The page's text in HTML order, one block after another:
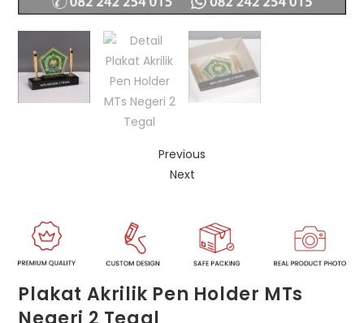
Previous
Next
Plakat Akrilik Pen Holder MTs